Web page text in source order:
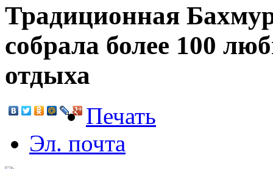
Традиционная
собрала более 100
отдыха
Печать
Эл. почта